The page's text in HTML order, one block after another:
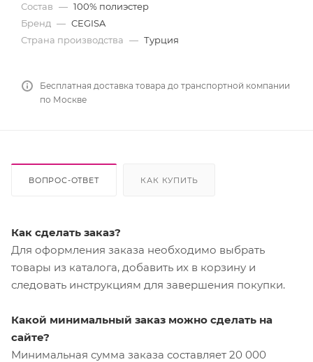
Состав — 100% полиэстер
Бренд — CEGISA
Страна производства — Турция
Бесплатная доставка товара до транспортной компании
по Москве
ВОПРОС-ОТВЕТ КАК КУПИТЬ
Как сделать заказ?
Для оформления заказа необходимо выбрать
товары из каталога, добавить их в корзину и
следовать инструкциям для завершения покупки.
Какой минимальный заказ можно сделать на
сайте?
Минимальная сумма заказа составляет 20 000